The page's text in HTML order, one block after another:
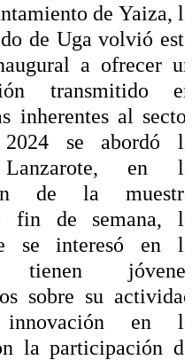
de Yaiza,
de Uga volvió
a ofrecer
transmitido
inherentes al
se abordó
Lanzarote, en
de la
fin de semana,
se interesó en
tienen
sobre su
en
la participación